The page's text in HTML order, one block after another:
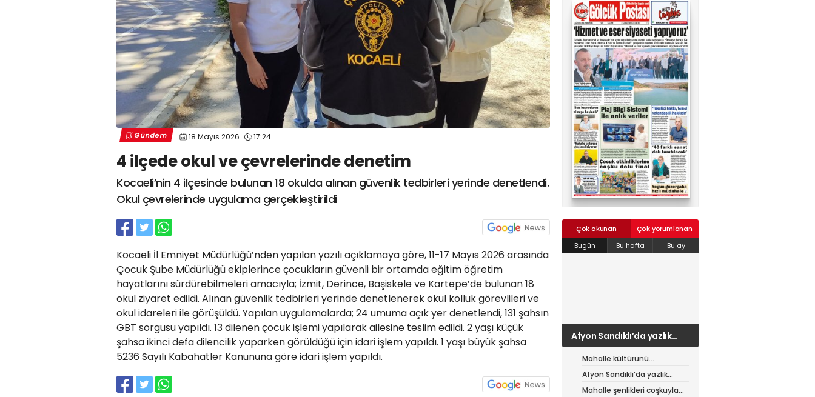
Gündem 18 Mayıs 2026 17:24
4 ilçede okul ve çevrelerinde denetim
Kocaeli’nin 4 ilçesinde bulunan 18 okulda alınan güvenlik tedbirleri yerinde denetlendi.
Okul çevrelerinde uygulama gerçekleştirildi
Kocaeli İl Emniyet Müdürlüğü’nden yapılan yazılı açıklamaya göre, 11-17 Mayıs 2026 arasında
Çocuk Şube Müdürlüğü ekiplerince çocukların güvenli bir ortamda eğitim öğretim
hayatlarını sürdürebilmeleri amacıyla; İzmit, Derince, Başiskele ve Kartepe’de bulunan 18
okul ziyaret edildi. Alınan güvenlik tedbirleri yerinde denetlenerek okul kolluk görevlileri ve
okul idareleri ile görüşüldü. Yapılan uygulamalarda; 24 umuma açık yer denetlendi, 131 şahsın
GBT sorgusu yapıldı. 13 dilenen çocuk işlemi yapılarak ailesine teslim edildi. 2 yaşı küçük
şahsa ikinci defa dilencilik yaparken görüldüğü için idari işlem yapıldı. 1 yaşı büyük şahsa
5236 Sayılı Kabahatler Kanununa göre idari işlem yapıldı.
Çok okunan
Çok yorumlanan
Bugün
Bu hafta Bu ay
Afyon Sandıklı’da yazlık
patates hasadı
Mahalle kültürünü
canlandıran şenlik
Afyon Sandıklı’da yazlık
patates hasadı
Mahalle şenlikleri coşkuyla
02624132333
haber@golcukpostasi.com